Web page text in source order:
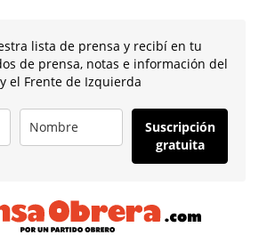
lista de prensa y recibí en tu
de prensa, notas e información del
el Frente de Izquierda
Suscripción
gratuita